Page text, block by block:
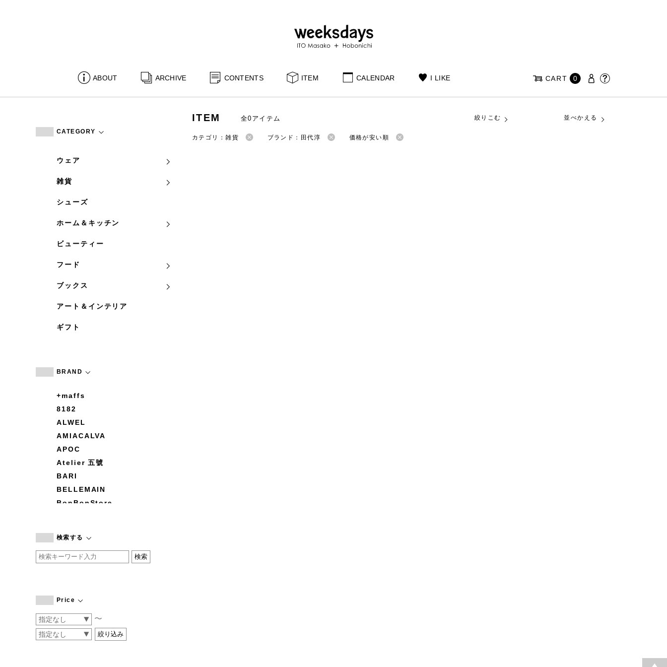
ABOUT ARCHIVE CONTENTS ITEM CALENDAR I LIKE CART 0
CATEGORY
ウェア
雑貨
シューズ
ホーム＆キッチン
ビューティー
フード
ブックス
アート＆インテリア
ギフト
BRAND
+maffs
8182
ALWEL
AMIACALVA
APOC
Atelier 五號
BARI
BELLEMAIN
BonBonStore
by basics
CATWORTH
COGTHEBIGSMOKE
CONVERSE
DEAN & DELUCA
検索する
Price
〜
ITEM 全0アイテム 絞りこむ 並べかえる
カテゴリ：雑貨 ブランド：田代淳 価格が安い順